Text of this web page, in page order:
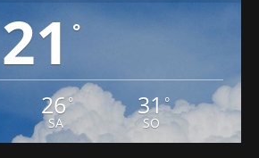
21 °
26°
SA
31°
SO